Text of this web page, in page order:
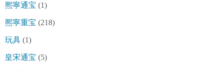
熈寧通宝 (1)
熈寧重宝 (218)
玩具 (1)
皇宋通宝 (5)